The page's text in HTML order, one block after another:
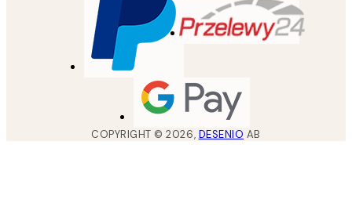
COPYRIGHT ©2026, DESENIO AB